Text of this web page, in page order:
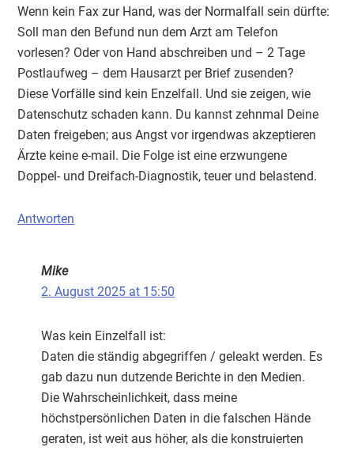
Wenn kein Fax zur Hand, was der Normalfall sein dürfte:
Soll man den Befund nun dem Arzt am Telefon
vorlesen? Oder von Hand abschreiben und – 2 Tage
Postlaufweg – dem Hausarzt per Brief zusenden?
Diese Vorfälle sind kein Enzelfall. Und sie zeigen, wie
Datenschutz schaden kann. Du kannst zehnmal Deine
Daten freigeben; aus Angst vor irgendwas akzeptieren
Ärzte keine e-mail. Die Folge ist eine erzwungene
Doppel- und Dreifach-Diagnostik, teuer und belastend.
Antworten
Mike
2. August 2025 at 15:50
Was kein Einzelfall ist:
Daten die ständig abgegriffen / geleakt werden. Es
gab dazu nun dutzende Berichte in den Medien.
Die Wahrscheinlichkeit, dass meine
höchstpersönlichen Daten in die falschen Hände
geraten, ist weit aus höher, als die konstruierten